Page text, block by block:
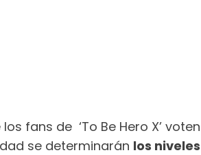
fans de ‘To Be Hero X’
se determinarán los